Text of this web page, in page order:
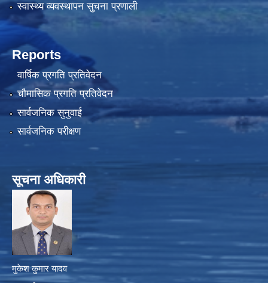
स्वास्थ्य व्यवस्थापन सुचना प्रणाली
Reports
वार्षिक प्रगति प्रतिवेदन
चौमासिक प्रगति प्रतिवेदन
सार्वजनिक सुनुवाई
सार्वजनिक परीक्षण
सूचना अधिकारी
मुकेश कुमार यादव